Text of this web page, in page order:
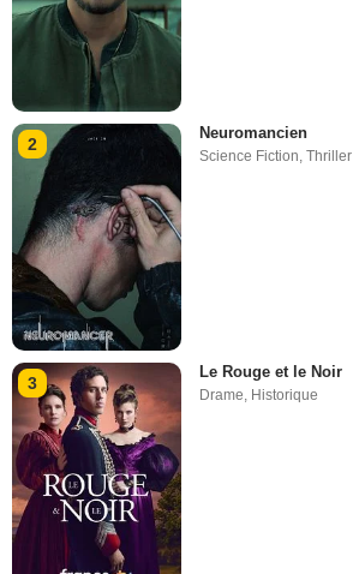
2
Neuromancien
Science Fiction,Thriller
3
Le Rouge et le Noir
Drame Historique